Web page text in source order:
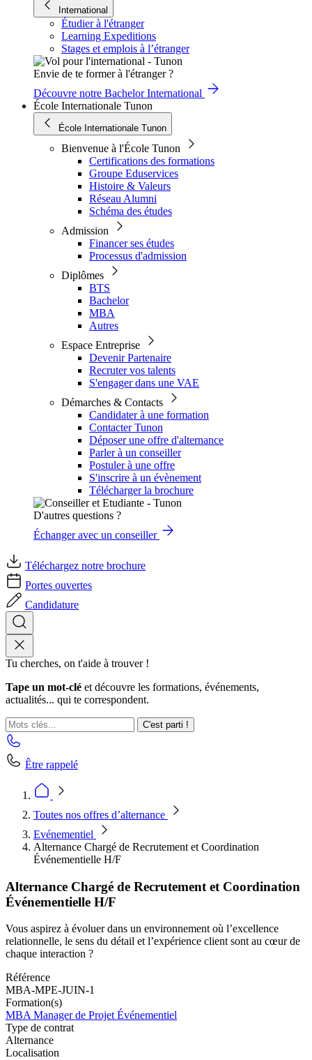
International
Étudier à l'étranger
Learning Expeditions
Stages et emplois à l’étranger
Envie de te former à l'étranger ?
Découvre notre Bachelor International
École Internationale Tunon
École Internationale Tunon
Bienvenue à l'École Tunon
Certifications des formations
Groupe Eduservices
Histoire & Valeurs
Réseau Alumni
Schéma des études
Admission
Financer ses études
Processus d'admission
Diplômes
BTS
Bachelor
MBA
Autres
Espace Entreprise
Devenir Partenaire
Recruter vos talents
S'engager dans une VAE
Démarches & Contacts
Candidater à une formation
Contacter Tunon
Déposer une offre d'alternance
Parler à un conseiller
Postuler à une offre
S'inscrire à un évènement
Télécharger la brochure
D'autres questions ?
Échanger avec un conseiller
Téléchargez notre brochure
Portes ouvertes
Candidature
Tu cherches, on t'aide à trouver !
Tape un mot-clé et découvre les formations, événements,
actualités... qui te correspondent.
C'est parti !
Être rappelé
Toutes nos offres d’alternance
Evénementiel
Alternance Chargé de Recrutement et Coordination
Événementielle H/F
Alternance Chargé de Recrutement et Coordination
Événementielle H/F
Vous aspirez à évoluer dans un environnement où l’excellence
relationnelle, le sens du détail et l’expérience client sont au cœur de
chaque interaction ?
Référence
MBA-MPE-JUIN-1
Formation(s)
MBA Manager de Projet Événementiel
Type de contrat
Alternance
Localisation